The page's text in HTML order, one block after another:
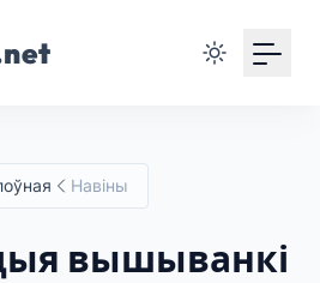
Навіны
вышыванкі